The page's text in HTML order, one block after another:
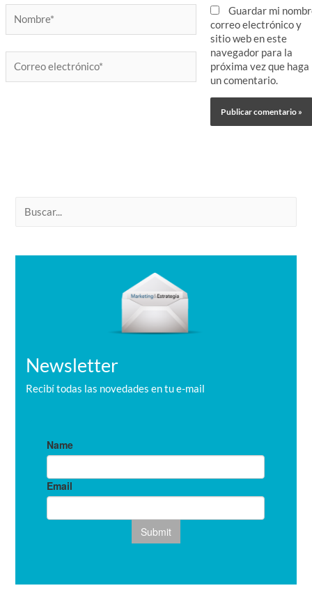
electrónico*
Guardar mi
correo electrónico y
sitio web en este
navegador para la
próxima vez que haga
un comentario.
a
Newsletter
Recibí todas las novedades en tu e-mail